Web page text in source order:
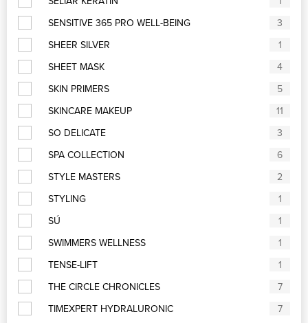
SENSITIVE 365 PRO WELL-BEING
3
SHEER SILVER
1
SHEET MASK
4
SKIN PRIMERS
5
SKINCARE MAKEUP
11
SO DELICATE
3
SPA COLLECTION
6
STYLE MASTERS
2
STYLING
1
SÚ
1
SWIMMERS WELLNESS
1
TENSE-LIFT
1
THE CIRCLE CHRONICLES
7
TIMEXPERT HYDRALURONIC
7